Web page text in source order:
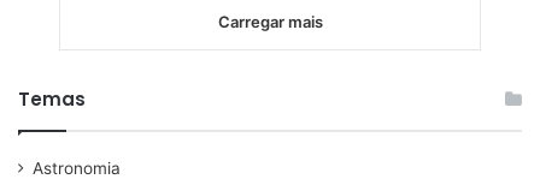
Carregar mais
Temas
Astronomia